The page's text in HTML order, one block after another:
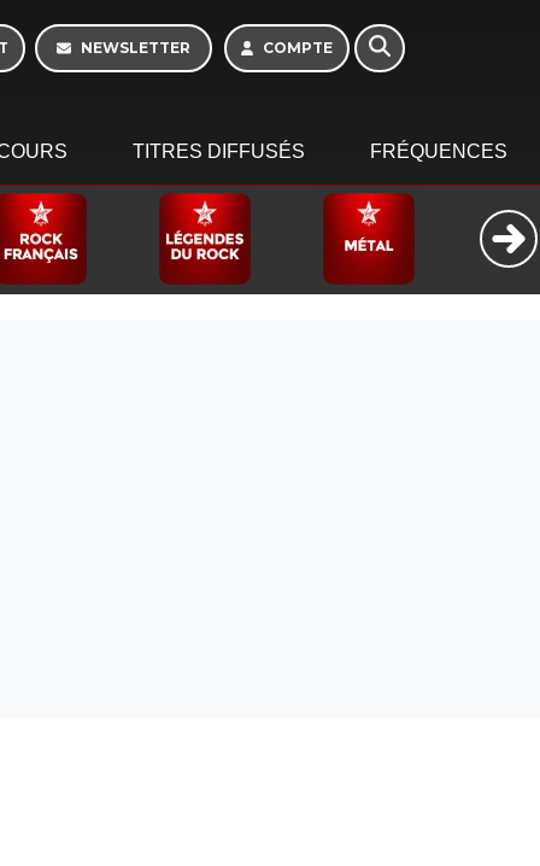
NEWSLETTER COMPTE
TITRES DIFFUSÉS FRÉQUENCES
Morning - 6h à 10h